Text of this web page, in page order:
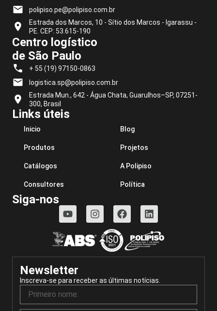
polipiso.pe@polipiso.com.br
Estrada dos Marcos, 10 - Sítio dos Marcos - Igarassu -
PE. CEP: 53.615-190
Centro logístico
de São Paulo
+ 55 (19) 97150-0863
logistica.sp@polipiso.com.br
Estrada Mun., 642 - Água Chata, Guarulhos–SP, 07251-
300, Brasil
Links úteis
Inicio
Produtos
Catálogos
Consultores
Blog
Projetos
A Polipiso
Política
Siga-nos
Newsletter
Inscreva-se para receber as últimas notícias.